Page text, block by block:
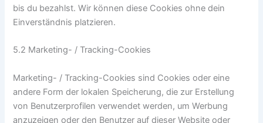
bis du bezahlst. Wir können diese Cookies ohne dein
Einverständnis platzieren.
5.2 Marketing- / Tracking-Cookies
Marketing- / Tracking-Cookies sind Cookies oder eine
andere Form der lokalen Speicherung, die zur Erstellung
von Benutzerprofilen verwendet werden, um Werbung
anzuzeigen oder den Benutzer auf dieser Website oder